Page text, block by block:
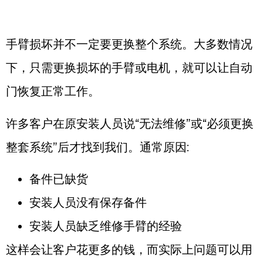
手臂损坏并不一定要更换整个系统。大多数情况
下，只需更换损坏的手臂或电机，就可以让自动
门恢复正常工作。
许多客户在原安装人员说“无法维修”或“必须更换
整套系统”后才找到我们。通常原因:
备件已缺货
安装人员没有保存备件
安装人员缺乏维修手臂的经验
这样会让客户花更多的钱，而实际上问题可以用